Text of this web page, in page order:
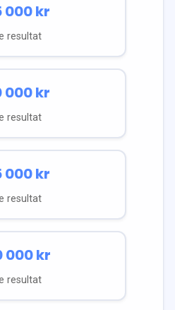
000kr
resultat
000kr
resultat
000kr
resultat
000kr
resultat